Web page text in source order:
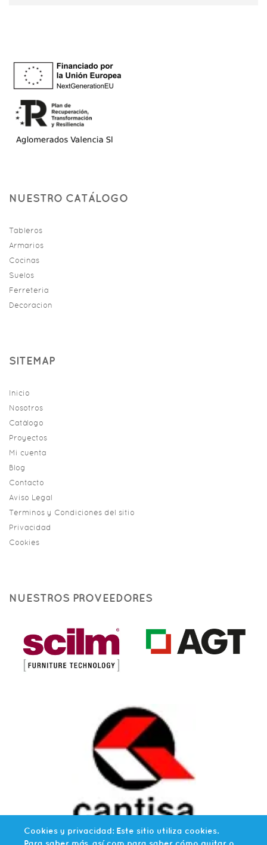
NUESTRO CATÁLOGO
Tableros
Armarios
Cocinas
Suelos
Ferreteria
Decoracion
SITEMAP
Inicio
Nosotros
Catálogo
Proyectos
Mi cuenta
Blog
Contacto
Aviso Legal
Terminos y Condiciones del sitio
Privacidad
Cookies
NUESTROS PROVEEDORES
Cookies y privacidad: Este sitio utiliza cookies.